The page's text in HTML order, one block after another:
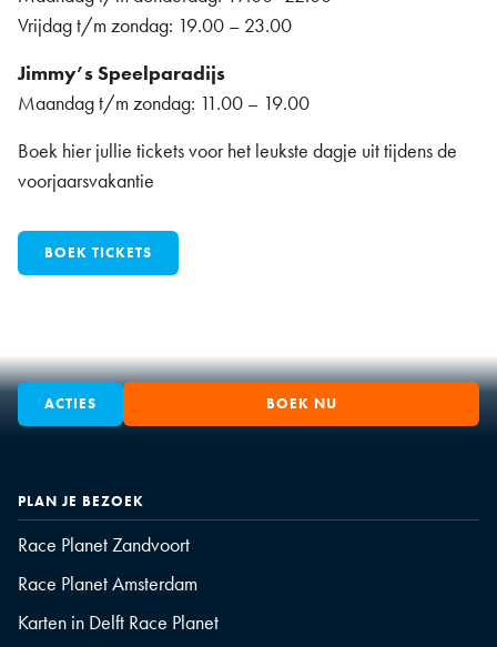
Vrijdag t/m zondag: 19.00 – 23.00
Jimmy’s Speelparadijs
Maandag t/m zondag: 11.00 – 19.00
Boek hier jullie tickets voor het leukste dagje uit tijdens de
voorjaarsvakantie
BOEK TICKETS
ACTIES BOEK NU
PLAN JE BEZOEK
Race Planet Zandvoort
Race Planet Amsterdam
Karten in Delft Race Planet